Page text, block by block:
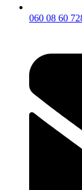
060 08 60